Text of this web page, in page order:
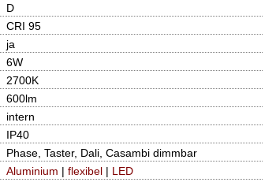
D
CRI 95
ja
6W
2700K
600lm
intern
IP40
Phase, Taster, Dali, Casambi dimmbar
Aluminium | flexibel| LED